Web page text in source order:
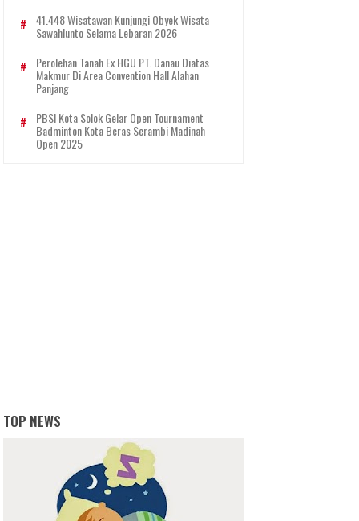
41.448 Wisatawan Kunjungi Obyek Wisata
Sawahlunto Selama Lebaran 2026
Perolehan Tanah Ex HGU PT. Danau Diatas
Makmur Di Area Convention Hall Alahan
Panjang
PBSI Kota Solok Gelar Open Tournament
Badminton Kota Beras Serambi Madinah
Open 2025
TOP NEWS